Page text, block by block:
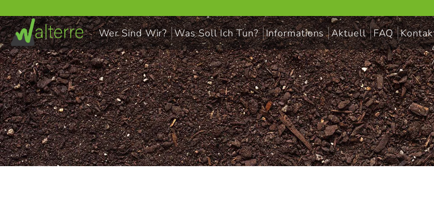
Wer Sind Wir? Was Soll Ich Tun? Informations Aktuell FAQ